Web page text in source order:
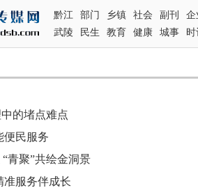
黔江 部门 乡镇 社会 副刊
企
武陵
民生 教育 健康 城事 时
的堵点难点
便民服务
青聚”共绘金洞景
准服务伴成长